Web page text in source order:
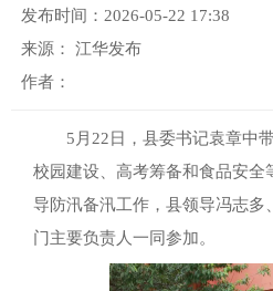
发布时间： 2026-05-22 17:38
来源： 江华发布
作者：
5月22日，县委书记袁章中
校园建设、高考筹备和食品安全
导防汛备汛工作，县领导冯志多
门主要负责人一同参加。